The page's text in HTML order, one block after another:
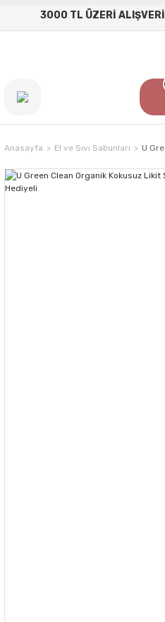
3000 TL ÜZERİ
Anasayfa El ve Sıvı Sabunları U